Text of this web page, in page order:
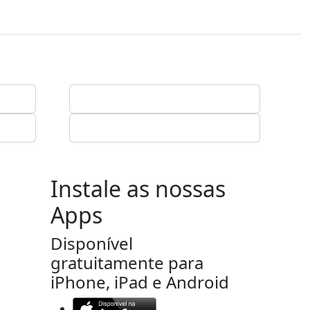
Instale as nossas
Apps
Disponível
gratuitamente para
iPhone, iPad e Android